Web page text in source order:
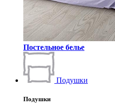
Постельное белье
Подушки
Подушки